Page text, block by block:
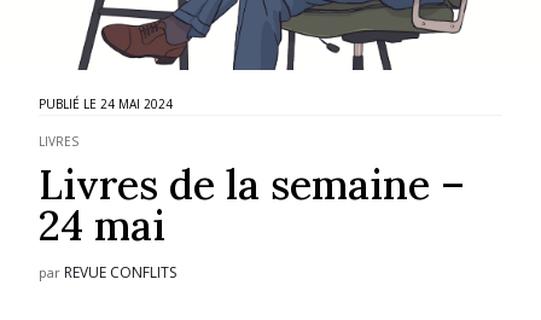
24 MAI 2024
LIVRES
Livres de la semaine –
24 mai
par REVUE CONFLITS